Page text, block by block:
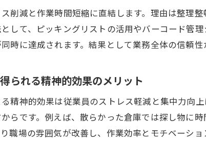
倉庫整理
倉庫整理
倉庫整理に
倉庫整理
整理収納の三
倉庫整理で
削減と作業時間短縮に直結します。理由は整理
して、ピッキングリストの活用やバーコード管
時に達成されます。結果として業務全体の信頼性
られる精神的効果のメリット
精神的効果は従業員のストレス軽減と集中力向
らです。例えば、散らかった倉庫では探し物に
職場の雰囲気が改善し、作業効率とモチベーショ